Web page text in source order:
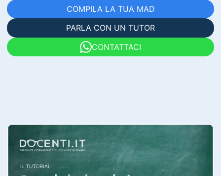
COMPILA LA TUA MAD
PARLA CON UN TUTOR
CONTATTACI